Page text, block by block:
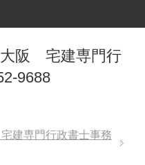
阪 宅建専門行
9688
建専門行政書士事務